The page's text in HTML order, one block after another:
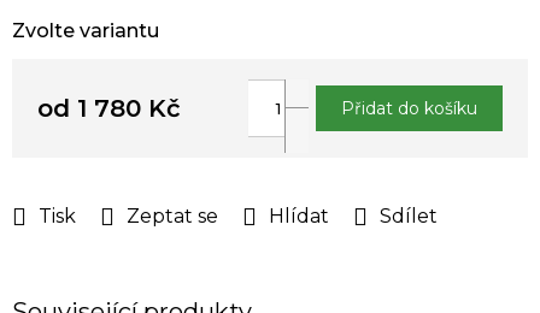
Zvolte variantu
Tisk Zeptat se Hlídat Sdílet
od 1 780 Kč Přidat do košíku